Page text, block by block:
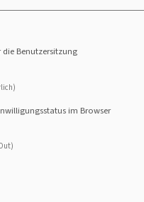
Benutzersitzung
im Browser